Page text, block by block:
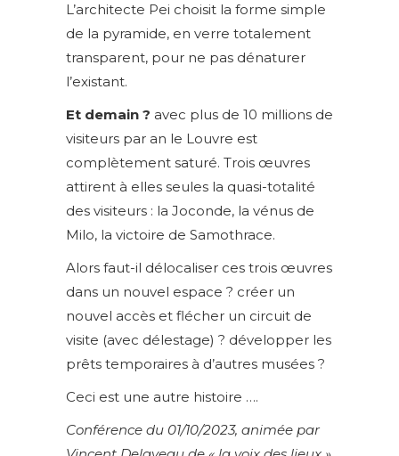
L’architecte Pei choisit la forme simple
de la pyramide, en verre totalement
transparent, pour ne pas dénaturer
l’existant.
Et demain ? avec plus de 10 millions de
visiteurs par an le Louvre est
complètement saturé. Trois œuvres
attirent à elles seules la quasi-totalité
des visiteurs : la Joconde, la vénus de
Milo, la victoire de Samothrace.
Alors faut-il délocaliser ces trois œuvres
dans un nouvel espace ? créer un
nouvel accès et flécher un circuit de
visite (avec délestage) ? développer les
prêts temporaires à d’autres musées ?
Ceci est une autre histoire ….
Conférence du 01/10/2023, animée par